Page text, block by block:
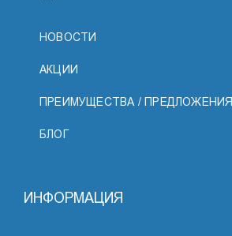
НОВОСТИ
АКЦИИ
ПРЕИМУЩЕСТВА / ПРЕДЛОЖЕНИЯ
БЛОГ
ИНФОРМАЦИЯ